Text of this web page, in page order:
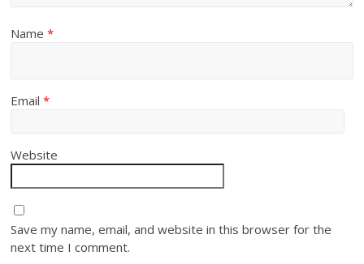
Name*
Email*
Website
Save my name, email, and website in this browser for the
next time I comment.